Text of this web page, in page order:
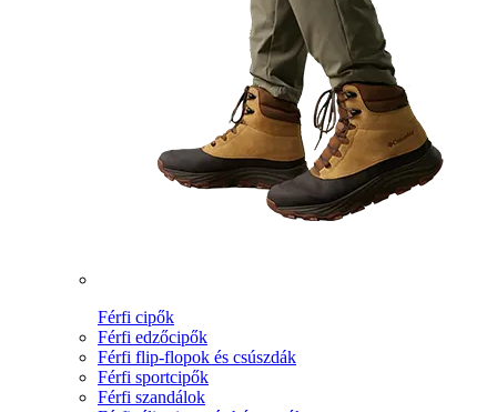
Férfi cipők
Férfi edzőcipők
Férfi flip-flopok és csúszdák
Férfi sportcipők
Férfi szandálok